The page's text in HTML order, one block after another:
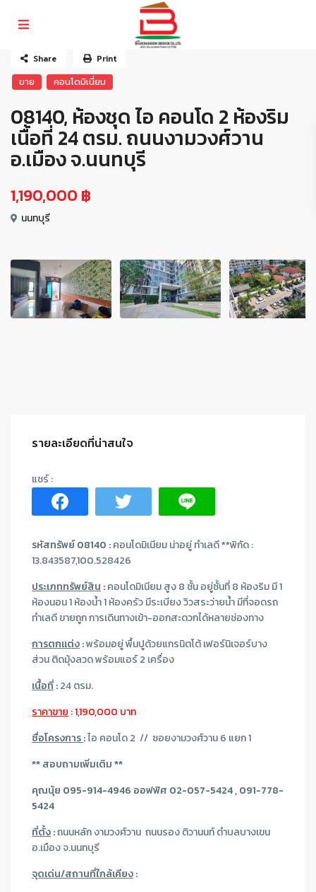
ขาย คอนโดมิเนี่ยม
08140, ห้องชุด ไอ คอนโด 2 ห้องริม
เนื้อที่ 24 ตรม. ถนนงามวงศ์วาน
อ.เมือง จ.นนทบุรี
1,190,000 ฿
นนทบุรี
Share Print
รายละเอียดที่น่าสนใจ
รหัสทรัพย์ 08140 :คอนโดมิเนียม น่าอยู่ ทำเลดี **พิกัด :
13.843587,100.528426
ประเภททรัพย์สิน :คอนโดมิเนียม สูง 8 ชั้น อยู่ชั้นที่ 8 ห้องริม มี 1
ห้องนอน 1 ห้องน้ำ 1 ห้องครัว มีระเบียง วิวสระว่ายน้ำ มีที่จอดรถ
ทำเลดี ขายถูก การเดินทางเข้า-ออกสะดวกได้หลายช่องทาง
การตกแต่ง:พร้อมอยู่ พื้นปูด้วยแกรนิตโต้ เฟอร์นิเจอร์บาง
ส่วน ติดมุ้งลวด พร้อมแอร์ 2 เครื่อง
เนื้อที่:24 ตรม.
ราคาขาย : 1,190,000 บาท
ชื่อโครงการ:ไอ คอนโด 2 // ซอยงามวงศ์วาน 6 แยก 1
** สอบถามเพิ่มเติม **
คุณนุ้ย 095-914-4946 ออฟฟิศ 02-057-5424 , 091-778-
5424
ที่ตั้ง:ถนนหลัก งามวงศ์วาน ถนนรอง ติวานนท์ ตำบลบางเขน
อ.เมือง จ.นนทบุรี
จุดเด่น/สถานที่ใกล้เคียง: